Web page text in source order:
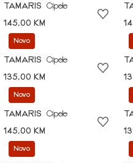
TAMARIS
Cipele
145,00 KM
Novo
TAMARIS
Cipele
135,00 KM
Novo
TAMARIS
Cipele
145,00 KM
Novo